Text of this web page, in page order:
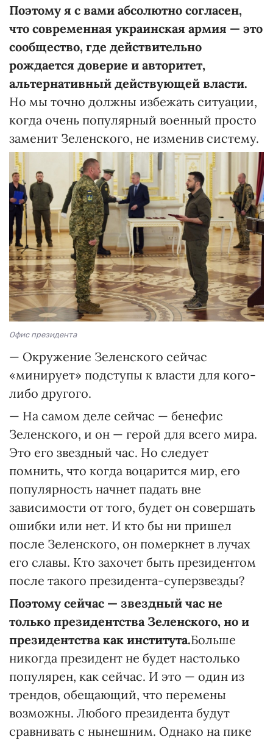
Поэтому я с вами абсолютно согласен,
что современная украинская армия — это
сообщество, где действительно
рождается доверие и авторитет,
альтернативный действующей власти.
Но мы точно должны избежать ситуации,
когда очень популярный военный просто
заменит Зеленского, не изменив систему.
Офис президента
— Окружение Зеленского сейчас
«минирует» подступы к власти для кого-
либо другого.
— На самом деле сейчас — бенефис
Зеленского, и он — герой для всего мира.
Это его звездный час. Но следует
помнить, что когда воцарится мир, его
популярность начнет падать вне
зависимости от того, будет он совершать
ошибки или нет. И кто бы ни пришел
после Зеленского, он померкнет в лучах
его славы. Кто захочет быть президентом
после такого президента-суперзвезды?
Поэтому сейчас — звездный час не
только президентства Зеленского, но и
президентства как института.Больше
никогда президент не будет настолько
популярен, как сейчас. И это — один из
трендов, обещающий, что перемены
возможны. Любого президента будут
сравнивать с нынешним. Однако на пике